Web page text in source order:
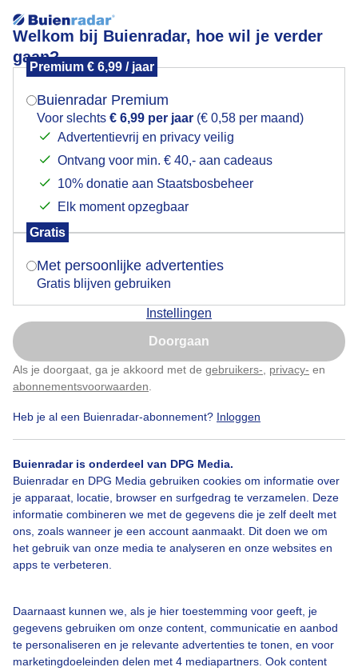
Welkom bij Buienradar, hoe wil je verder
gaan?
Premium € 6,99 / jaar
Buienradar Premium
Voor slechts € 6,99 per jaar (€ 0,58 per maand)
Advertentievrij en privacy veilig
Ontvang voor min. € 40,- aan cadeaus
10% donatie aan Staatsbosbeheer
Elk moment opzegbaar
Gratis
Met persoonlijke advertenties
Gratis blijven gebruiken
Instellingen
Doorgaan
Als je doorgaat, ga je akkoord met de gebruikers- privacy- en
abonnementsvoorwaarden
Heb je al een Buienradar-abonnement? Inloggen
Buienradar is onderdeel van DPG Media.
Buienradar en DPG Media gebruiken cookies om informatie over
je apparaat, locatie, browser en surfgedrag te verzamelen. Deze
informatie combineren we met de gegevens die je zelf deelt met
ons, zoals wanneer je een account aanmaakt. Dit doen we om
het gebruik van onze media te analyseren en onze websites en
apps te verbeteren.
Daarnaast kunnen we, als je hier toestemming voor geeft, je
gegevens gebruiken om onze content, communicatie en aanbod
te personaliseren en je relevante advertenties te tonen, en voor
marketingdoeleinden delen met 4 mediapartners. Ook content
Ook de zon laat zich even zien
Door: Francien Tax Gemaakt: 12-06-2026, 44x bekeken
Zomer Zon Wolken
Bekijk slideshow
Mogen we je locatie gebruiken voor het
Indien je hier nog geen akkoord op hebt gegeven,
verschijnt er zo een pop-up uit je browser waarin
Is goed, toon de popup
Nu niet, misschien later
Klik hierom dit aan te passen